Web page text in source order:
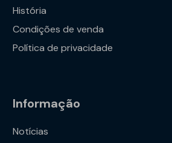
História
Condições de venda
Política de privacidade
Informação
Notícias